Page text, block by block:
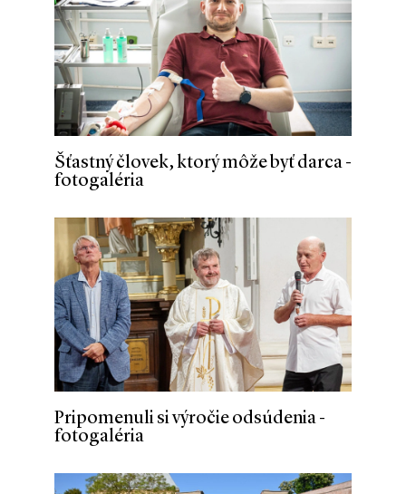
Šťastný človek, ktorý môže byť darca -
fotogaléria
Pripomenuli si výročie odsúdenia -
fotogaléria